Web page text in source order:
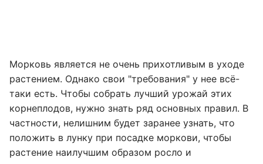
Морковь является не очень прихотливым в уходе
растением. Однако свои "требования" у нее всё-
таки есть. Чтобы собрать лучший урожай этих
корнеплодов, нужно знать ряд основных правил. В
частности, нелишним будет заранее узнать, что
положить в лунку при посадке моркови, чтобы
растение наилучшим образом росло и